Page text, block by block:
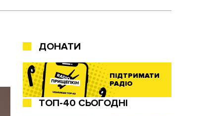
ДОНАТИ
ПІДТРИМАТИ
РАДІО
ТОП-40 СЬОГОДНІ